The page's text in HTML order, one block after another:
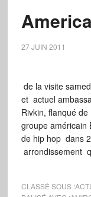
27 JUIN 2011
de la visite
et actuel
Rivkin, flanqué
groupe américain
de hip hop dans
arrondissement
CLASSÉ SOUS :